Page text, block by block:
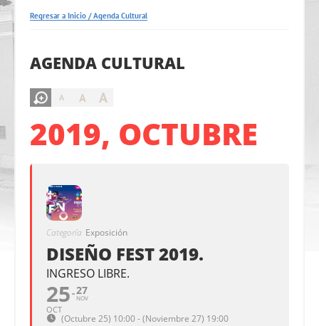
Regresar a Inicio /Agenda Cultural
AGENDA CULTURAL
A A A
2019, OCTUBRE
Categoría Exposición
DISEÑO FEST 2019.
INGRESO LIBRE.
25
OCT
27
NOV
(Octubre 25) 10:00 - (Noviembre 27) 19:00